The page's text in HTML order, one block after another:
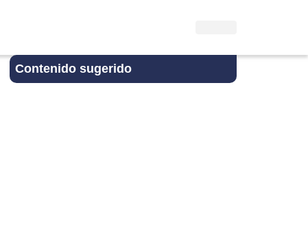
Contenido sugerido